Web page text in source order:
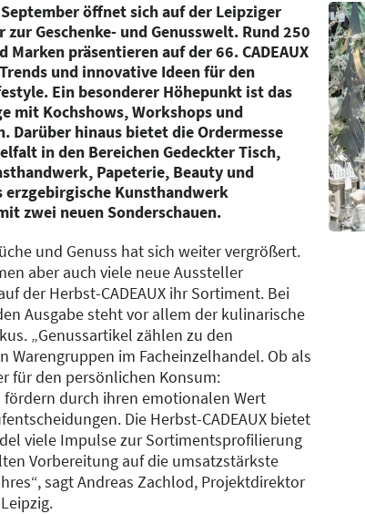
öffnet sich auf der Leipziger
zur Geschenke- und Genusswelt. Rund 250
Marken präsentieren auf der 66. CADEAUX
und innovative Ideen für den
Ein besonderer Höhepunkt ist das
mit Kochshows, Workshops und
Darüber hinaus bietet die Ordermesse
in den Bereichen Gedeckter Tisch,
Papeterie, Beauty und
erzgebirgische Kunsthandwerk
zwei neuen Sonderschauen.
und Genuss hat sich weiter vergrößert.
aber auch viele neue Aussteller
der Herbst-CADEAUX ihr Sortiment. Bei
Ausgabe steht vor allem der kulinarische
„Genussartikel zählen zu den
Warengruppen im Facheinzelhandel. Ob als
für den persönlichen Konsum:
fördern durch ihren emotionalen Wert
Die Herbst-CADEAUX bietet
viele Impulse zur Sortimentsprofilierung
Vorbereitung auf die umsatzstärkste
sagt Andreas Zachlod, Projektdirektor